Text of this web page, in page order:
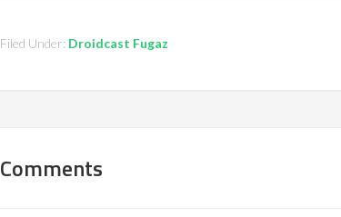
Filed Under: Droidcast Fugaz
Comments